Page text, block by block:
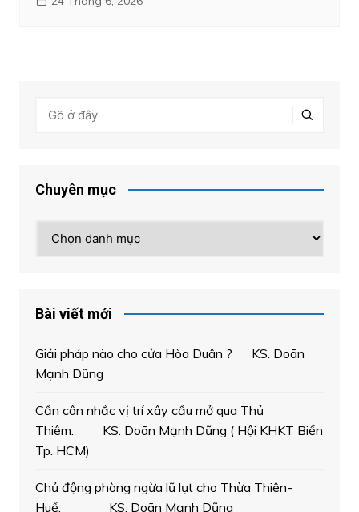
Chuyên mục
mục
Bài viết mới
Giải pháp nào cho cửa Hòa Duân ? KS. Doãn
Mạnh Dũng
Cần cân nhắc vị trí xây cầu mở qua Thủ
Thiêm. KS. Doãn Mạnh Dũng ( Hội KHKT Biển
Tp. HCM)
Chủ động phòng ngừa lũ lụt cho Thừa Thiên-
Huế. KS. Doãn Mạnh Dũng